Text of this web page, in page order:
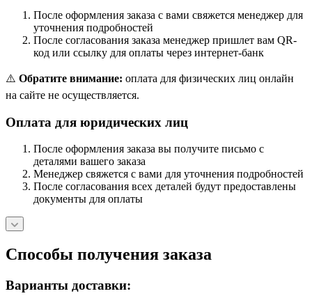
После оформления заказа с вами свяжется менеджер для
уточнения подробностей
После согласования заказа менеджер пришлет вам QR-
код или ссылку для оплаты через интернет-банк
⚠️ Обратите внимание: оплата для физических лиц онлайн
на сайте не осуществляется.
Оплата для юридических лиц
После оформления заказа вы получите письмо с
деталями вашего заказа
Менеджер свяжется с вами для уточнения подробностей
После согласования всех деталей будут предоставлены
документы для оплаты
Способы получения заказа
Варианты доставки: